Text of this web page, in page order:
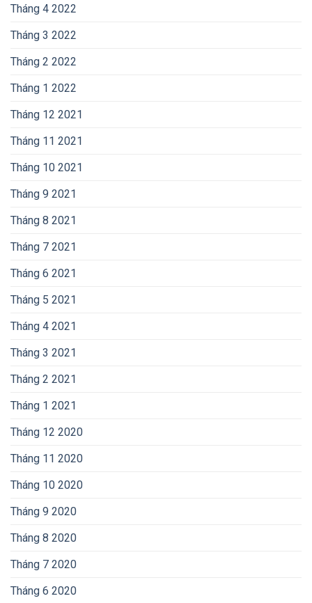
Tháng 4 2022
Tháng 3 2022
Tháng 2 2022
Tháng 1 2022
Tháng 12 2021
Tháng 11 2021
Tháng 10 2021
Tháng 9 2021
Tháng 8 2021
Tháng 7 2021
Tháng 6 2021
Tháng 5 2021
Tháng 4 2021
Tháng 3 2021
Tháng 2 2021
Tháng 1 2021
Tháng 12 2020
Tháng 11 2020
Tháng 10 2020
Tháng 9 2020
Tháng 8 2020
Tháng 7 2020
Tháng 6 2020